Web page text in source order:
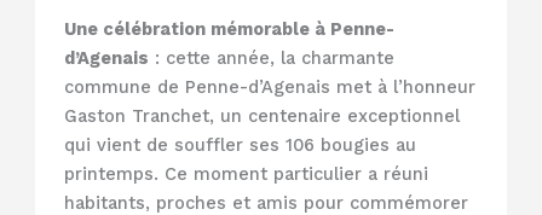
Une célébration mémorable à Penne-
d’Agenais : cette année, la charmante
commune de Penne-d’Agenais met à l’honneur
Gaston Tranchet, un centenaire exceptionnel
qui vient de souffler ses 106 bougies au
printemps. Ce moment particulier a réuni
habitants, proches et amis pour commémorer